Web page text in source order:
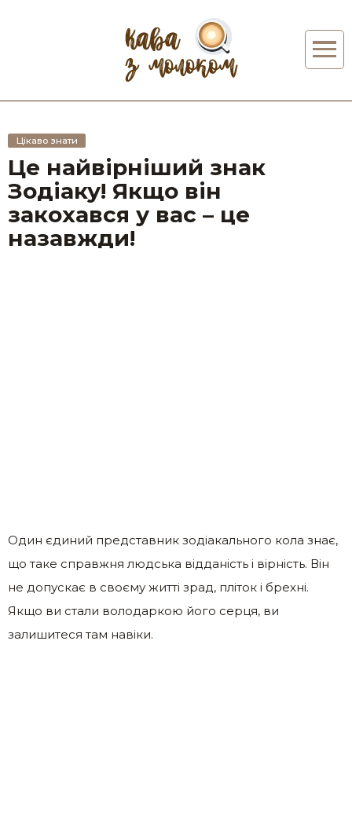
Цікаво знати
Це найвірніший знак
Зодіаку! Якщо він
закохався у вас – це
назавжди!
Один єдиний представник зодіакального кола знає,
що таке справжня людська відданість і вірність. Він
не допускає в своєму житті зрад, пліток і брехні.
Якщо ви стали володаркою його серця, ви
залишитеся там навіки.